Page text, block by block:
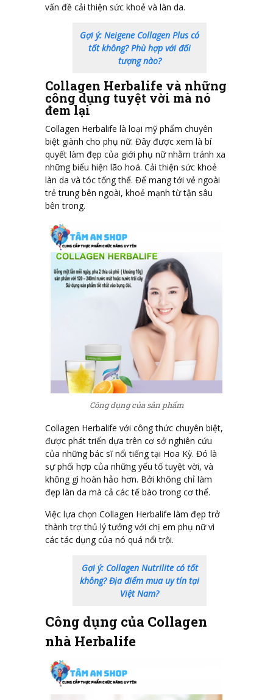
vấn đề cải thiện sức khoẻ và làn da.
Gợi ý: Neigene Collagen Plus có
tốt không? Phù hợp với đối
tượng nào?
Collagen Herbalife và những
công dụng tuyệt vời mà nó
đem lại
Collagen Herbalife là loại mỹ phẩm chuyên
biệt giành cho phụ nữ. Đây được xem là bí
quyết làm đẹp của giới phụ nữ nhằm tránh xa
những biểu hiện lão hoá. Cải thiện sức khoẻ
làn da và tóc tổng thể. Để mang tới vẻ ngoài
trẻ trung bên ngoài, khoẻ mạnh từ tận sâu
bên trong.
Công dụng của sản phẩm
Collagen Herbalife với công thức chuyên biệt,
được phát triển dựa trên cơ sở nghiên cứu
của những bác sĩ nổi tiếng tại Hoa Kỳ. Đó là
sự phối hợp của những yếu tố tuyệt vời, và
không gì hoàn hảo hơn. Bởi không chỉ làm
đẹp làn da mà cả các tế bào trong cơ thể.
Việc lựa chọn Collagen Herbalife làm đẹp trở
thành trợ thủ lý tưởng với chị em phụ nữ vì
các tác dụng của nó quá nổi trội.
Gợi ý: Collagen Nutrilite có tốt
không? Địa điểm mua uy tín tại
Việt Nam?
Công dụng của Collagen
nhà Herbalife